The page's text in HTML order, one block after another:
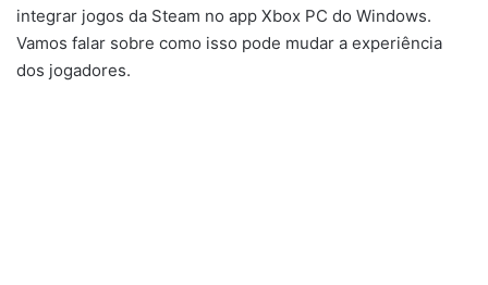
integrar jogos da Steam no app Xbox PC do Windows.
Vamos falar sobre como isso pode mudar a experiência
dos jogadores.